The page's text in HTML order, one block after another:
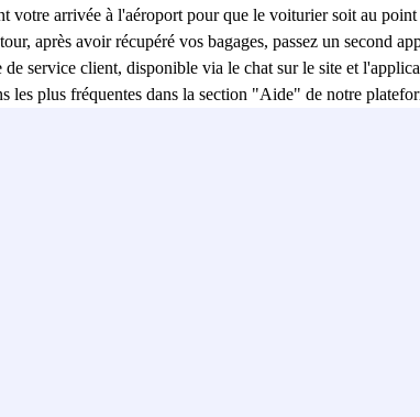
arrivée à l'aéroport pour que le voiturier soit au
après avoir récupéré vos bagages, passez un second
service client, disponible via le chat sur le site et
plus fréquentes dans la section "Aide" de notre